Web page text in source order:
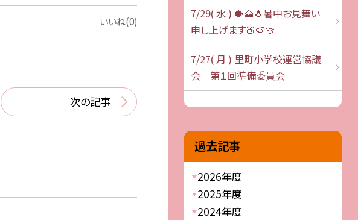
いいね(0)
次の記事
7/29( 水 ) 🐡🗻🐧暑中お見舞い
申し上げます🍑🍉🍈
7/27( 月 ) 里町小学校運営協議
会 第１回準備委員会
過去記事
2026年度
2025年度
2024年度